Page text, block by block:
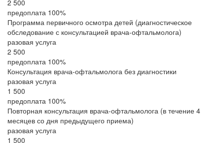
2 500
предоплата 100%
Программа первичного осмотра детей (диагностическое
обследование с консультацией врача-офтальмолога)
разовая услуга
2 500
предоплата 100%
Консультация врача-офтальмолога без диагностики
разовая услуга
1 500
предоплата 100%
Повторная консультация врача-офтальмолога (в течение 4
месяцев со дня предыдущего приема)
разовая услуга
1 500